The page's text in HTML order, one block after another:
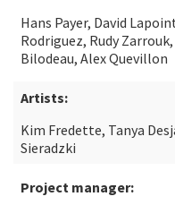
Hans Payer, David
Rodriguez, Rudy
Bilodeau, Alex Quevillon
Artists:
Kim Fredette, Tanya
Sieradzki
Project manager: